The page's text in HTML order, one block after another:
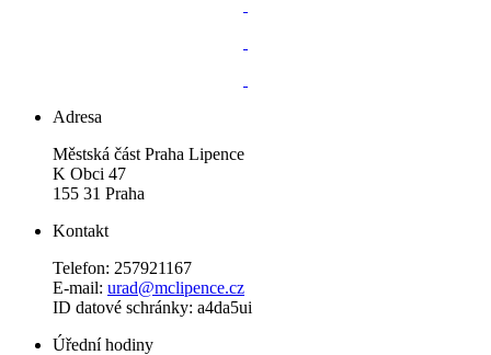
Adresa
Městská část Praha Lipence
K Obci 47
155 31 Praha
Kontakt
Telefon: 257921167
E-mail: urad@mclipence.cz
ID datové schránky: a4da5ui
Úřední hodiny